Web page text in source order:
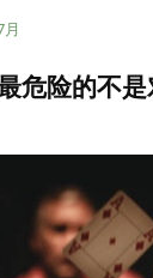
危险的不是